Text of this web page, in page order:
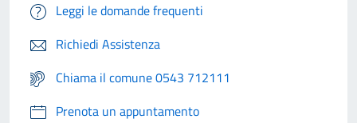
Leggi le domande frequenti
Richiedi Assistenza
Chiama il comune 0543 712111
Prenota un appuntamento